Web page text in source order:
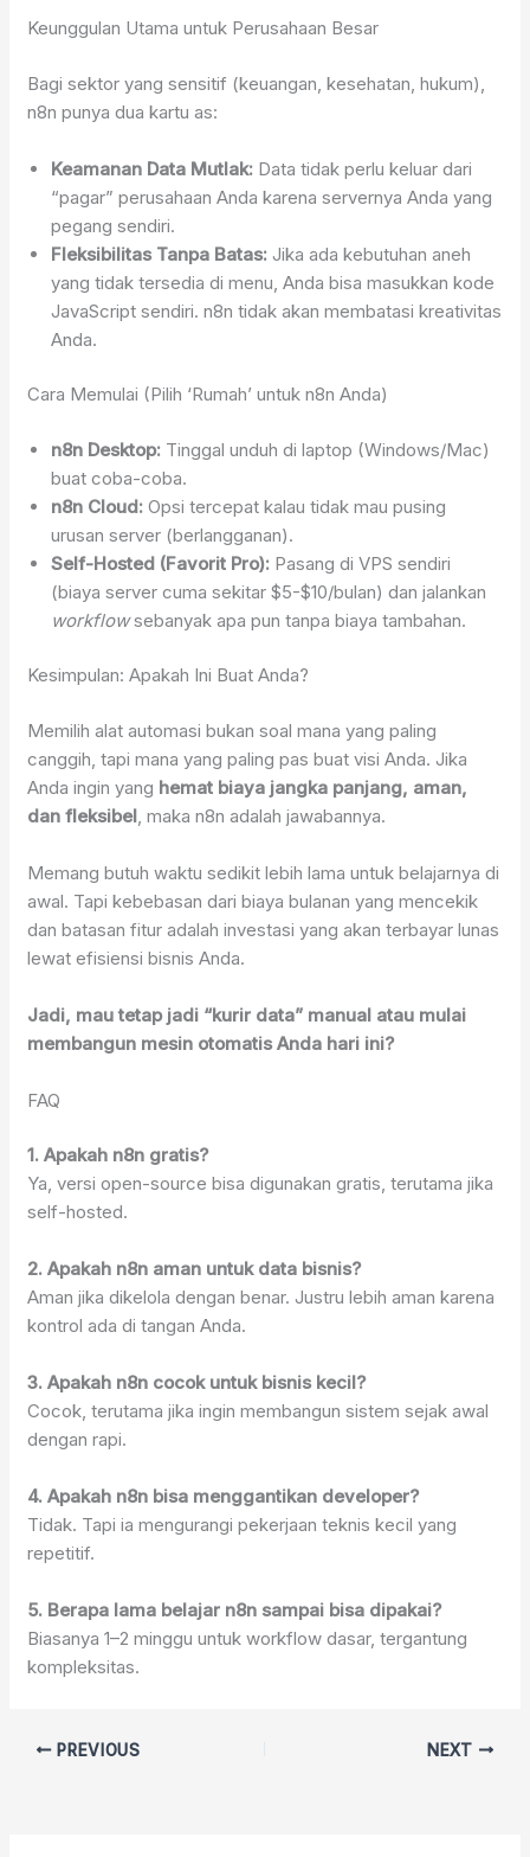
Keunggulan Utama untuk Perusahaan Besar
Bagi sektor yang sensitif (keuangan, kesehatan, hukum),
n8n punya dua kartu as:
Keamanan Data Mutlak: Data tidak perlu keluar dari
“pagar” perusahaan Anda karena servernya Anda yang
pegang sendiri.
Fleksibilitas Tanpa Batas: Jika ada kebutuhan aneh
yang tidak tersedia di menu, Anda bisa masukkan kode
JavaScript sendiri. n8n tidak akan membatasi kreativitas
Anda.
Cara Memulai (Pilih ‘Rumah’ untuk n8n Anda)
n8n Desktop: Tinggal unduh di laptop (Windows/Mac)
buat coba-coba.
n8n Cloud: Opsi tercepat kalau tidak mau pusing
urusan server (berlangganan).
Self-Hosted (Favorit Pro): Pasang di VPS sendiri
(biaya server cuma sekitar $5-$10/bulan) dan jalankan
workflowsebanyak apa pun tanpa biaya tambahan.
Kesimpulan: Apakah Ini Buat Anda?
Memilih alat automasi bukan soal mana yang paling
canggih, tapi mana yang paling pas buat visi Anda. Jika
Anda ingin yang hemat biaya jangka panjang, aman,
dan fleksibel, maka n8n adalah jawabannya.
Memang butuh waktu sedikit lebih lama untuk belajarnya di
awal. Tapi kebebasan dari biaya bulanan yang mencekik
dan batasan fitur adalah investasi yang akan terbayar lunas
lewat efisiensi bisnis Anda.
Jadi, mau tetap jadi “kurir data” manual atau mulai
membangun mesin otomatis Anda hari ini?
FAQ
1. Apakah n8n gratis?
Ya, versi open-source bisa digunakan gratis, terutama jika
self-hosted.
2. Apakah n8n aman untuk data bisnis?
Aman jika dikelola dengan benar. Justru lebih aman karena
kontrol ada di tangan Anda.
3. Apakah n8n cocok untuk bisnis kecil?
Cocok, terutama jika ingin membangun sistem sejak awal
dengan rapi.
4. Apakah n8n bisa menggantikan developer?
Tidak. Tapi ia mengurangi pekerjaan teknis kecil yang
repetitif.
5. Berapa lama belajar n8n sampai bisa dipakai?
Biasanya 1–2 minggu untuk workflow dasar, tergantung
kompleksitas.
PREVIOUS NEXT